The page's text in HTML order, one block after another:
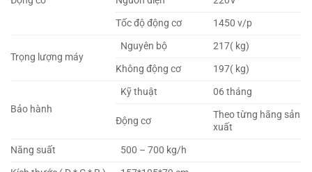
Tốc độ động cơ
1450 v/p
Trọng lượng máy
Nguyên bộ
217( kg)
Không động cơ
197( kg)
Bảo hành
Kỹ thuật 06 tháng
Động cơ
Theo từng hãng sản
xuất
Năng suất
500 – 700 kg/h